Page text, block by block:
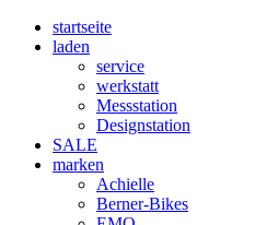
startseite
laden
service
werkstatt
Messstation
Designstation
SALE
marken
Achielle
Berner-Bikes